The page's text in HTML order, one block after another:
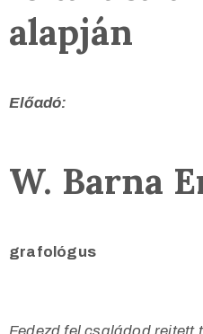
alapján
Előadó:
W. Barna
grafológus